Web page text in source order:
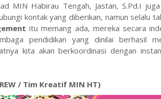
MIN Habirau Tengah, Jastan, S.Pd.I
kontak yang diberikan, namun selalu
itu memang ada, mereka secara
pendidikan yang dinilai berhasil
kita akan berkoordinasi dengan
/ Tim Kreatif MIN HT)